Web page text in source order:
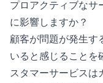
プロアクティブなサ
に影響しますか？
顧客が問題が発生す
いると感じることを
スタマーサービスは